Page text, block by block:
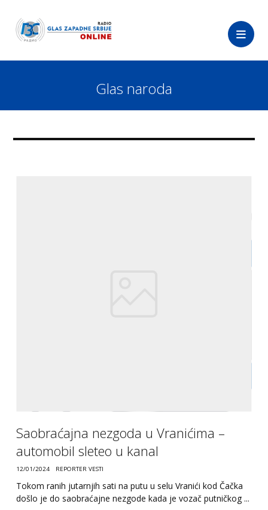
Glas naroda
Saobraćajna nezgoda u Vranićima –
automobil sleteo u kanal
12/01/2024 REPORTER VESTI
Tokom ranih jutarnjih sati na putu u selu Vranići kod Čačka
došlo je do saobraćajne nezgode kada je vozač putničkog ...